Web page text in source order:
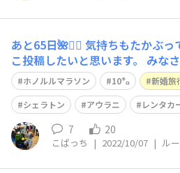
あと65日🌺🏃‍♂️ 気持ちもたかぶ
こ投稿したいと思います。 みなさん東京マラソンの話題
で盛り上がってましたね🏃‍♂️ 私の
いました✨ 私も2020年の権利移
定でいます✨ さて、写真は2016年かな？と思います。 今
年は悩んだ
ホノルルマラソン 10㌔ 新婚旅
シェラトン
アウラニ レンタカ
7 20
こばっち | 2022/10/07 | ル